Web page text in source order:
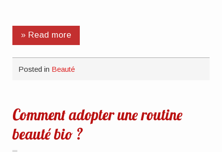
» Read more
Posted in Beauté
Comment adopter une routine
beauté bio ?